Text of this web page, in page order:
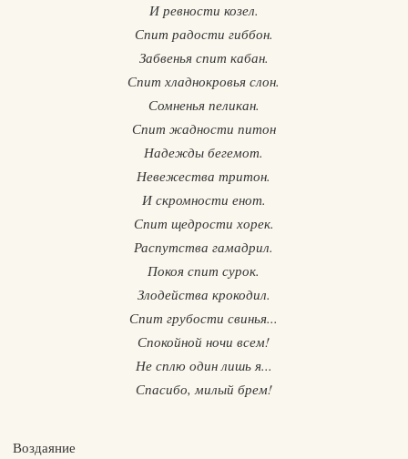
И ревности козел.
Спит радости гиббон.
Забвенья спит кабан.
Спит хладнокровья слон.
Сомненья пеликан.
Спит жадности питон
Надежды бегемот.
Невежества тритон.
И скромности енот.
Спит щедрости хорек.
Распутства гамадрил.
Покоя спит сурок.
Злодейства крокодил.
Спит грубости свинья...
Спокойной ночи всем!
Не сплю один лишь я...
Спасибо, милый брем!
Воздаяние